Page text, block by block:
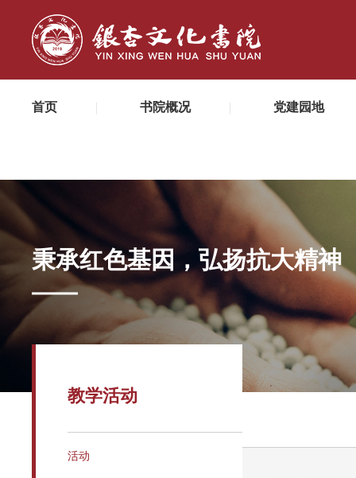
首页 书院概况 党建园地
秉承红色基因，弘扬抗大精神
教学活动
活动